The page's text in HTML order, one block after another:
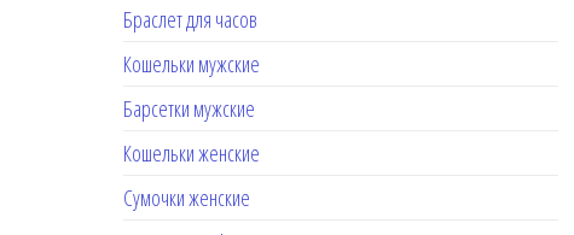
Браслет для часов
Кошельки мужские
Барсетки мужские
Кошельки женские
Сумочки женские